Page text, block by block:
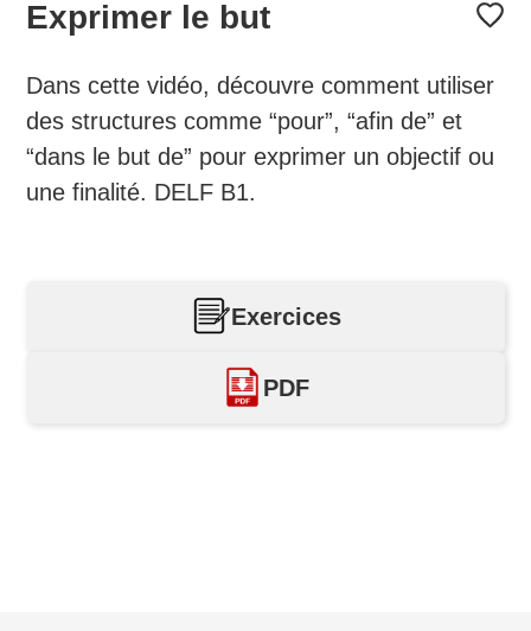
Exprimer le but
Dans cette vidéo, découvre comment utiliser
des structures comme “pour”, “afin de” et
“dans le but de” pour exprimer un objectif ou
une finalité. DELF B1.
Exercices
PDF